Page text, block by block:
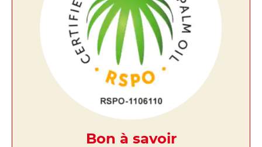
Bon à savoir